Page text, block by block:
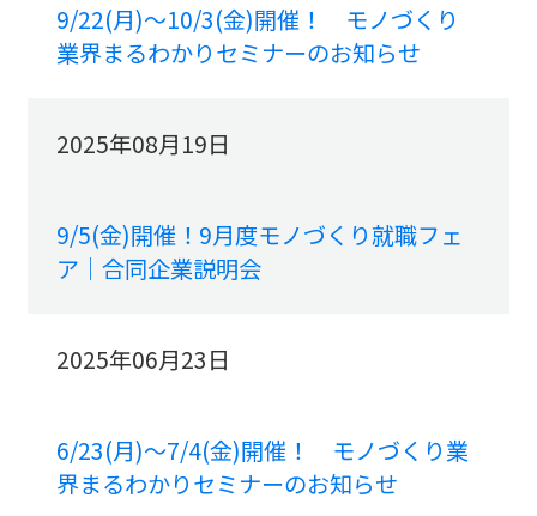
9/22(月)～10/3(金)開催！ モノづくり
業界まるわかりセミナーのお知らせ
2025年08月19日
9/5(金)開催！9月度モノづくり就職フェ
ア｜合同企業説明会
2025年06月23日
6/23(月)～7/4(金)開催！ モノづくり業
界まるわかりセミナーのお知らせ